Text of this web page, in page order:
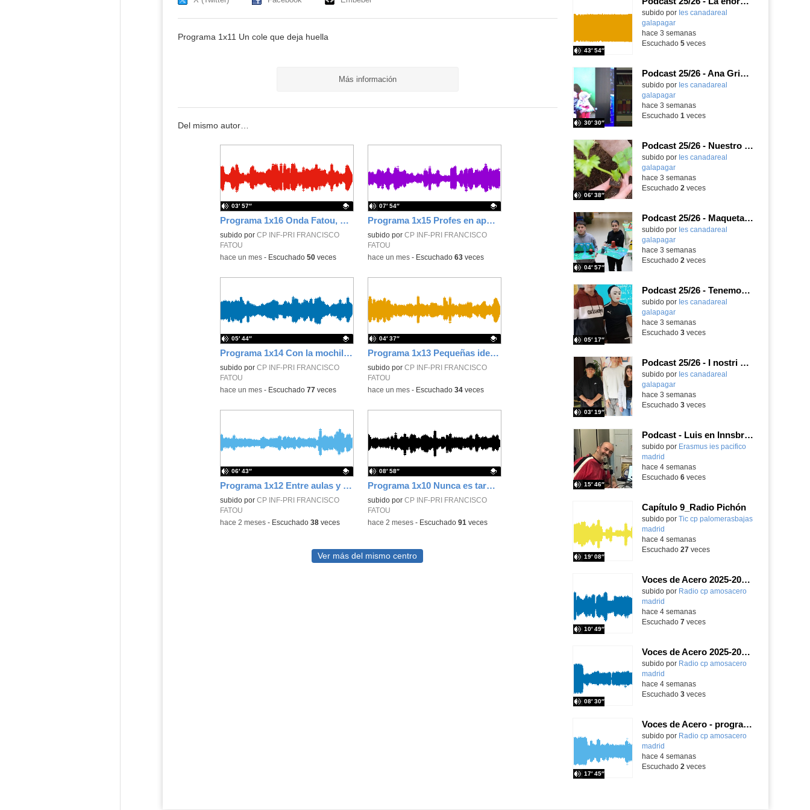
Programa 1x11 Un cole que deja huella
Más información
Del mismo autor…
Programa 1x16 Onda Fatou, un curso para recordar
Contenido educativo.
subido por CP INF-PRI FRANCISCO
FATOU
03′ 57″
-hace un mes- Escuchado 50veces
Programa 1x15 Profes en apuros
Contenido educativo.
subido por CP INF-PRI FRANCISCO
FATOU
07′ 54″
-hace un mes- Escuchado 63veces
Programa 1x14 Con la mochila llena de recuerdos
Contenido educativo.
subido por CP INF-PRI FRANCISCO
FATOU
05′ 44″
-hace un mes- Escuchado 77veces
Programa 1x13 Pequeñas ideas, grandes proyectos
Contenido educativo.
subido por CP INF-PRI FRANCISCO
FATOU
04′ 37″
-hace un mes- Escuchado 34veces
Programa 1x12 Entre aulas y despachos
Contenido educativo.
subido por CP INF-PRI FRANCISCO
FATOU
06′ 43″
-hace 2 meses- Escuchado 38veces
Programa 1x10 Nunca es tarde para volver
Contenido educativo.
subido por CP INF-PRI FRANCISCO
FATOU
08′ 58″
-hace 2 meses- Escuchado 91 veces
Ver más del mismo centro
subido por Ies canadareal
galapagar
43′ 54″
-
hace 3 semanas
Escuchado 5veces
Podcast 25/26 - Ana Griott y los cuentos de las voces olvidadas
subido por Ies canadareal
galapagar
30′ 30″
-
hace 3 semanas
Escuchado 1 veces
Podcast 25/26 - Nuestro huerto escolar
subido por Ies canadareal
galapagar
06′ 38″
-
hace 3 semanas
Escuchado 2 veces
Podcast 25/26 - Maquetas sobre el feudalismo
subido por Ies canadareal
galapagar
04′ 57″
-
hace 3 semanas
Escuchado 2 veces
Podcast 25/26 - Tenemos nueva profesora de Griego ¿Conoces a María Eugenia?
subido por Ies canadareal
galapagar
05′ 17″
-
hace 3 semanas
Escuchado 3veces
Podcast 25/26 - I nostri amici italiani
subido por Ies canadareal
galapagar
03′ 19″
-
hace 3 semanas
Escuchado 3veces
Podcast - Luis en Innsbruck
subido por Erasmus ies pacifico
madrid
15′ 46″
hace 4 semanas
Escuchado 6veces
Capítulo 9_Radio Pichón
Contenido educativo.
subido por Tic cp palomerasbajas
madrid
19′ 08″
hace 4 semanas
Escuchado 27veces
Voces de Acero 2025-2026 - ¡Alerta, planeta!
Contenido educativo.
subido por Radio cp amosacero
madrid
10′ 49″
hace 4 semanas
Escuchado 7veces
Voces de Acero 2025-2026 - programa 1
Contenido educativo.
subido por Radio cp amosacero
madrid
08′ 30″
hace 4 semanas
Escuchado 3veces
Voces de Acero - programa 5
Contenido educativo.
subido por Radio cp amosacero
madrid
17′ 45″
hace 4 semanas
Escuchado 2 veces